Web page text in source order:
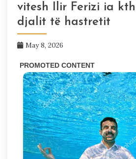
vitesh Ilir Ferizi ia
djalit të hastretit
May 8, 2026